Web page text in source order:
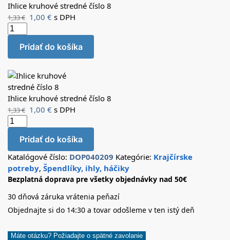
Ihlice kruhové stredné číslo 8
1,33€ 1,00 € s DPH
Pridať do košíka
Ihlice kruhové stredné číslo 8
1,33€ 1,00 € s DPH
Pridať do košíka
Katalógové číslo: DOP040209 Kategórie: Krajčírske
potreby, Špendlíky, ihly, háčiky
Bezplatná doprava pre všetky objednávky nad 50€
30 dňová záruka vrátenia peňazí
Objednajte si do 14:30 a tovar odošleme v ten istý deň
Máte otázku? Požiadajte o spätné zavolanie